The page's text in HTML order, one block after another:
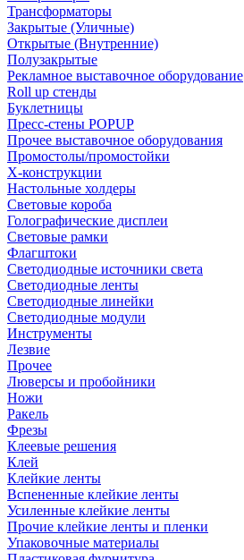
Трансформаторы
Закрытые (Уличные)
Открытые (Внутренние)
Полузакрытые
Рекламное выставочное оборудование
Roll up стенды
Буклетницы
Пресс-стены POPUP
Прочее выставочное оборудования
Промостолы/промостойки
Х-конструкции
Настольные холдеры
Световые короба
Голографические дисплеи
Световые рамки
Флагштоки
Светодиодные источники света
Светодиодные ленты
Светодиодные линейки
Светодиодные модули
Инструменты
Лезвие
Прочее
Люверсы и пробойники
Ножи
Ракель
Фрезы
Клеевые решения
Клей
Клейкие ленты
Вспененные клейкие ленты
Усиленные клейкие ленты
Прочие клейкие ленты и пленки
Упаковочные материалы